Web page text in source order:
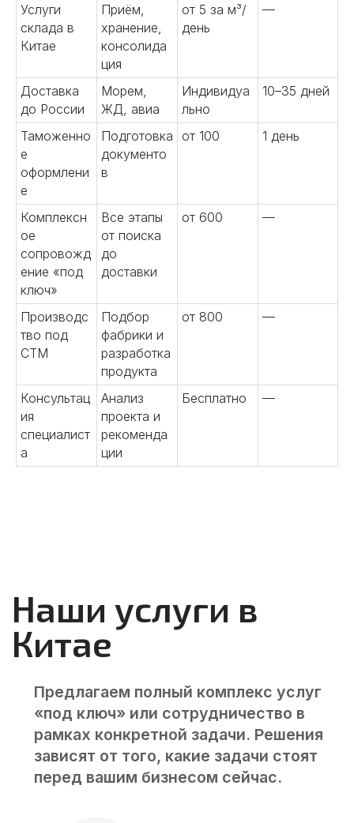
Услуги
склада в
Китае
Приём,
хранение,
консолида
ция
от 5 за м³/
день
—
Доставка
до России
Морем,
ЖД, авиа
Индивидуа
льно
10–35 дней
Таможенно
е
оформлени
е
Подготовка
документо
в
от 100 1 день
Комплексн
ое
сопровожд
ение «под
ключ»
Все этапы
от поиска
до
доставки
от 600 —
Производс
тво под
СТМ
Подбор
фабрики и
разработка
продукта
от 800 —
Консультац
ия
специалист
а
Анализ
проекта и
рекоменда
ции
Бесплатно —